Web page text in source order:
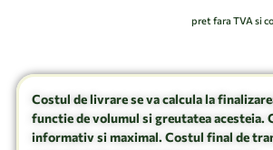
pret fara TVA si
Costul de livrare se va calcula la
functie de volumul si greutatea acesteia.
informativ si maximal. Costul final de